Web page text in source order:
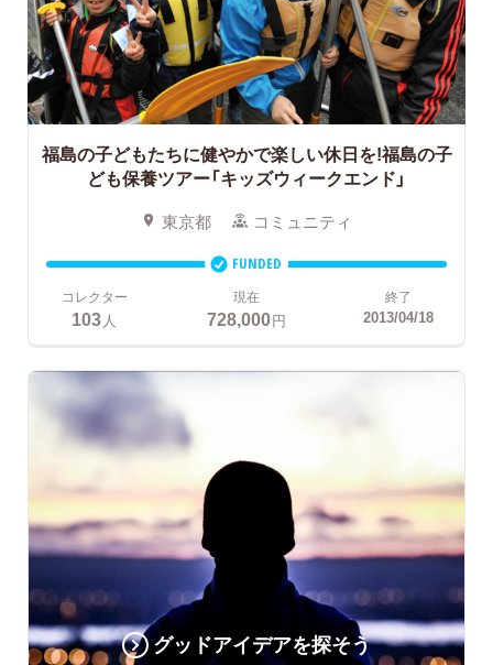
福島の子どもたちに健やかで楽しい休日を!福島の子
ども保養ツアー「キッズウィークエンド」
東京都 コミュニティ
FUNDED
コレクター
103 人
現在
728,000円
終了
2013/04/18
グッドアイデアを探そう